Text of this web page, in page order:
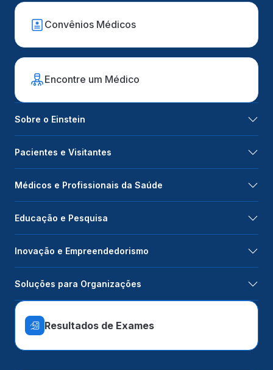
Convênios Médicos
Encontre um Médico
Sobre o Einstein
Pacientes e Visitantes
Médicos e Profissionais da Saúde
Educação e Pesquisa
Inovação e Empreendedorismo
Soluções para Organizações
Resultados de Exames